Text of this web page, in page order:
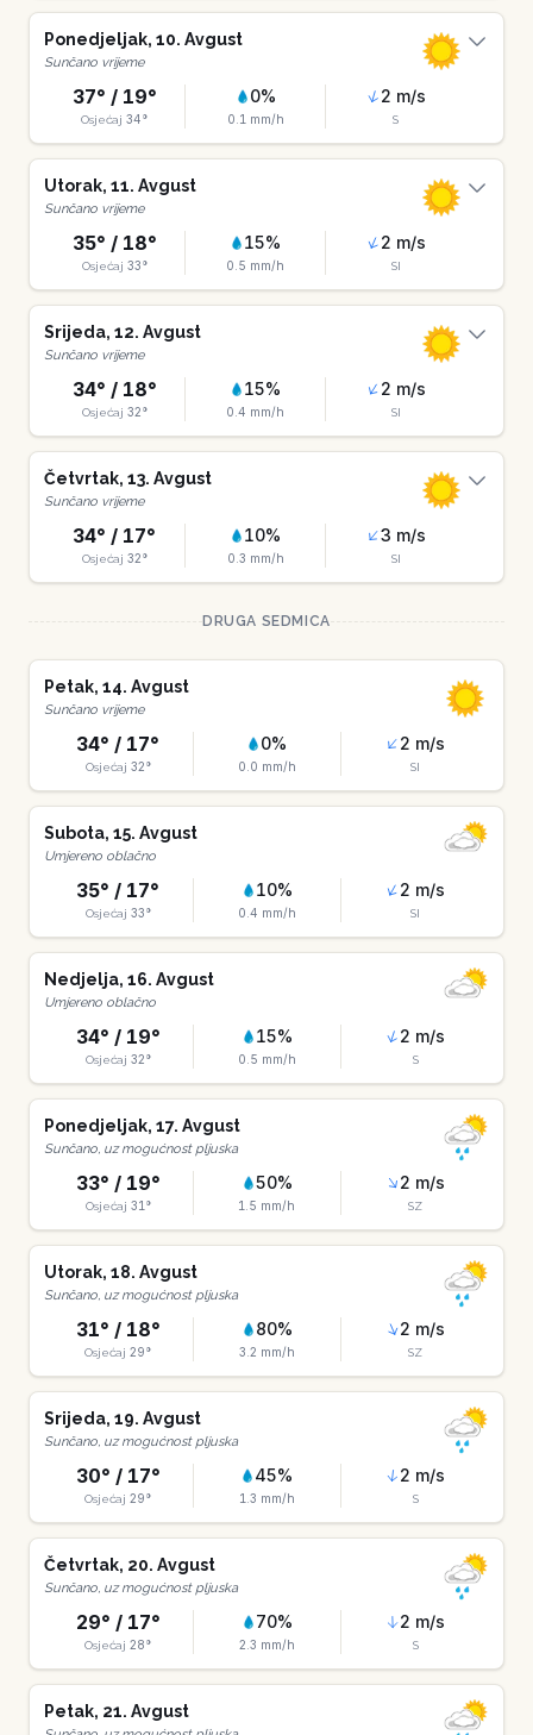
Ponedjeljak, 10. Avgust
Sunčano vrijeme
37° / 19°
Osjećaj 34°
0%
0.1 mm/h
2 m/s
S
Utorak, 11. Avgust
Sunčano vrijeme
35° / 18°
Osjećaj 33°
15%
0.5 mm/h
2 m/s
SI
Srijeda, 12. Avgust
Sunčano vrijeme
34° / 18°
Osjećaj 32°
15%
0.4 mm/h
2 m/s
SI
Četvrtak, 13. Avgust
Sunčano vrijeme
34° / 17°
Osjećaj 32°
10%
0.3 mm/h
3 m/s
SI
DRUGA SEDMICA
Petak, 14. Avgust
Sunčano vrijeme
34° / 17°
Osjećaj 32°
0%
0.0 mm/h
2 m/s
SI
Subota, 15. Avgust
Umjereno oblačno
35° / 17°
Osjećaj 33°
10%
0.4 mm/h
2 m/s
SI
Nedjelja, 16. Avgust
Umjereno oblačno
34° / 19°
Osjećaj 32°
15%
0.5 mm/h
2 m/s
S
Ponedjeljak, 17. Avgust
Sunčano, uz mogućnost pljuska
33° / 19°
Osjećaj 31 °
50%
1.5 mm/h
2 m/s
SZ
Utorak, 18. Avgust
Sunčano, uz mogućnost pljuska
31° / 18°
Osjećaj 29°
80%
3.2 mm/h
2 m/s
SZ
Srijeda, 19. Avgust
Sunčano, uz mogućnost pljuska
30° / 17°
Osjećaj 29°
45%
1.3 mm/h
2 m/s
S
Četvrtak, 20. Avgust
Sunčano, uz mogućnost pljuska
29° / 17°
Osjećaj 28°
70%
2.3 mm/h
2 m/s
S
Petak, 21. Avgust